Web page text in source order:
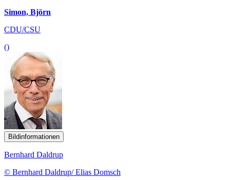
Simon, Björn
CDU/CSU
()
Bildinformationen
Bernhard Daldrup
© Bernhard Daldrup/ Elias Domsch